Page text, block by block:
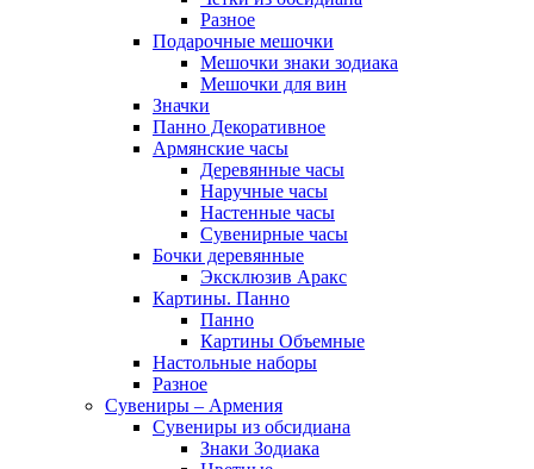
Разное
Подарочные мешочки
Мешочки знаки зодиака
Мешочки для вин
Значки
Панно Декоративное
Армянские часы
Деревянные часы
Наручные часы
Настенные часы
Сувенирные часы
Бочки деревянные
Эксклюзив Аракс
Картины. Панно
Панно
Картины Объемные
Настольные наборы
Разное
Сувениры – Армения
Сувениры из обсидиана
Знаки Зодиака